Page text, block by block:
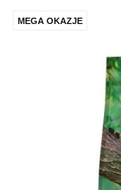
MEGA OKAZJE